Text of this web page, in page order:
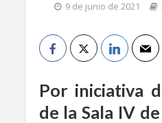
9 de junio de 2021
Por iniciativa
de la Sala IV